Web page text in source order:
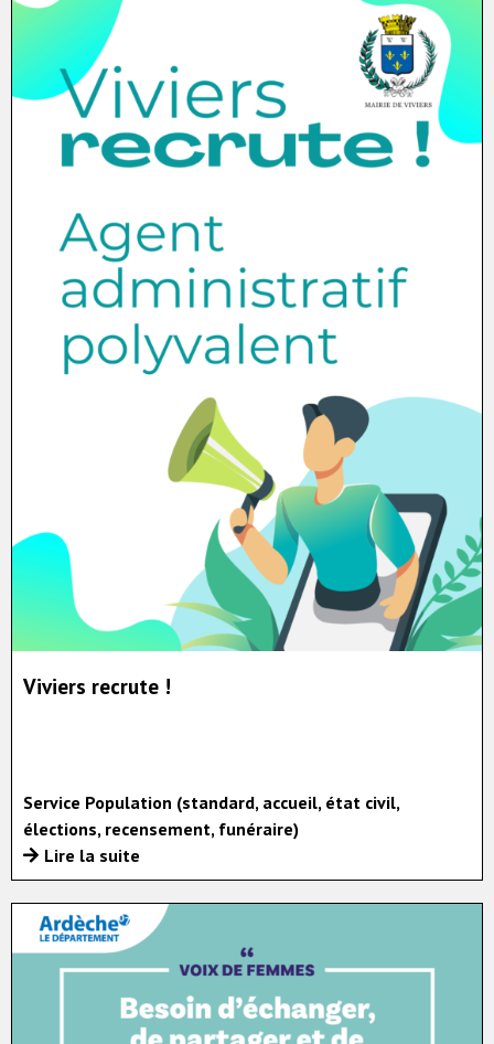
Viviers recrute !
Service Population (standard, accueil, état civil,
élections, recensement, funéraire)
Lire la suite